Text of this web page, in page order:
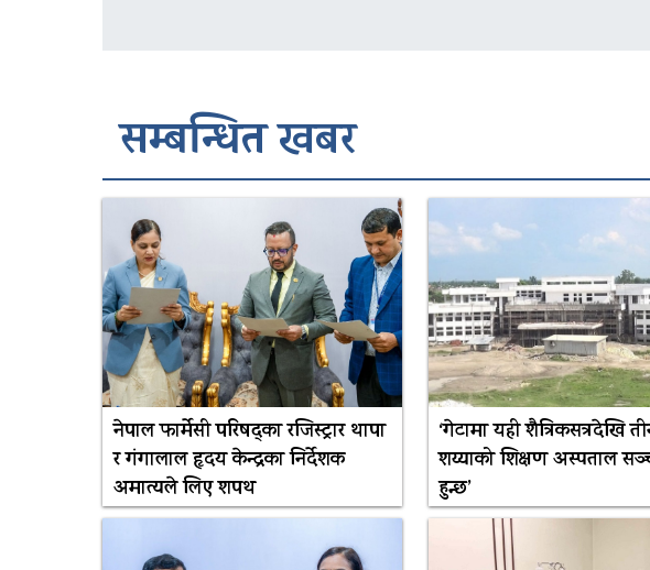
सम्बन्धित खबर
नेपाल फार्मेसी परिषद्का रजिस्ट्रार थापा
र गंगालाल हृदय केन्द्रका निर्देशक
अमात्यले लिए शपथ
‘गेटामा यही शैत्रिकसत्रदेखि
शय्याको शिक्षण अस्पताल
हुन्छ’